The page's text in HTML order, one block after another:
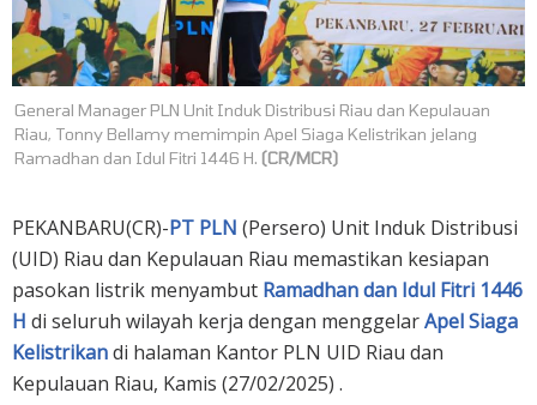
General Manager PLN Unit Induk Distribusi Riau dan Kepulauan
Riau, Tonny Bellamy memimpin Apel Siaga Kelistrikan jelang
Ramadhan dan Idul Fitri 1446 H. (CR/MCR)
PEKANBARU(CR)-PT PLN (Persero) Unit Induk Distribusi
(UID) Riau dan Kepulauan Riau memastikan kesiapan
pasokan listrik menyambut Ramadhan dan Idul Fitri 1446
H di seluruh wilayah kerja dengan menggelarApel Siaga
Kelistrikandi halaman Kantor PLN UID Riau dan
Kepulauan Riau, Kamis (27/02/2025) .